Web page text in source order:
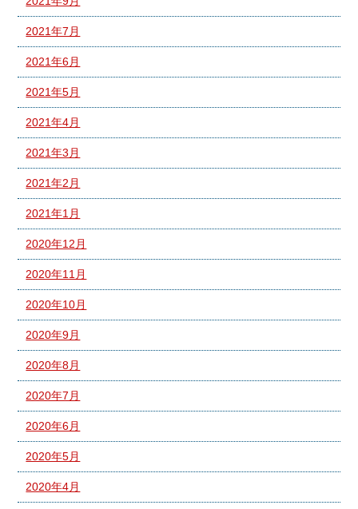
2021年7月
2021年6月
2021年5月
2021年4月
2021年3月
2021年2月
2021年1月
2020年12月
2020年11月
2020年10月
2020年9月
2020年8月
2020年7月
2020年6月
2020年5月
2020年4月